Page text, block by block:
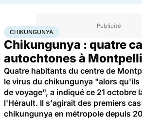
AccueilSantéChikungunya
CHIKUNGUNYA
Chikungunya : quatre
autochtones à
Quatre habitants du centre de
le virus du chikungunya "alors qu'ils
de voyage", a indiqué ce 21 octobre
l'Hérault. Il s'agirait des premiers
chikungunya en métropole depuis